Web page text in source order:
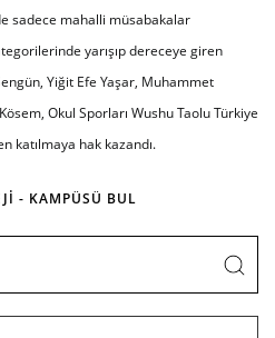
sadece mahalli müsabakalar
yarışıp dereceye giren
Yiğit Efe Yaşar, Muhammet
Okul Sporları Wushu Taolu Türkiye
katılmaya hak kazandı.
- KAMPÜSÜ BUL